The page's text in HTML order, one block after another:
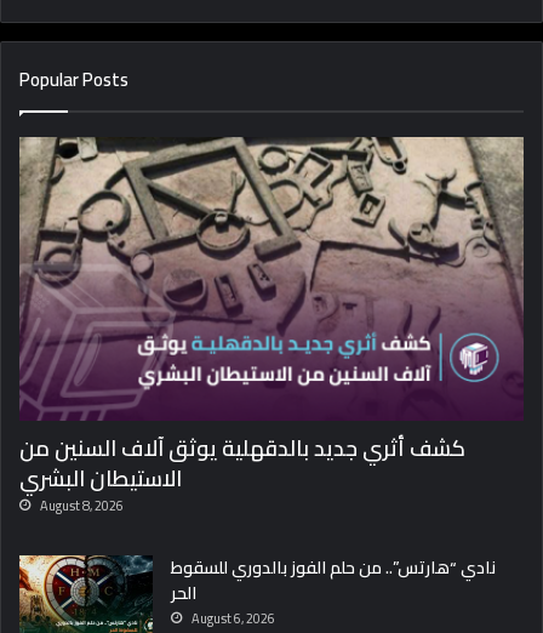
Popular Posts
كشف أثري جديد بالدقهلية يوثق آلاف السنين من
الاستيطان البشري
August 8, 2026
نادي “هارتس”.. من حلم الفوز بالدوري للسقوط
الحر
August 6, 2026